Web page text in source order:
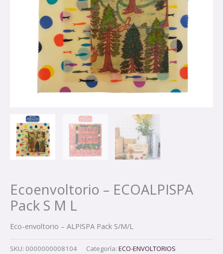
Ecoenvoltorio – ECOALPISPA
Pack S M L
Eco-envoltorio – ALPISPA Pack S/M/L
SKU: 0000000008104 Categoría: ECO-ENVOLTORIOS